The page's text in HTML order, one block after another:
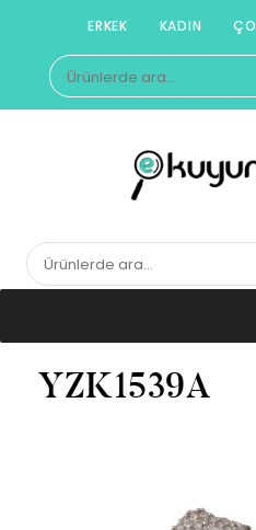
content
ERKEK KADIN
Ara:
E-
Herkesin Kuyumcusu
Ara:
YZK1539A